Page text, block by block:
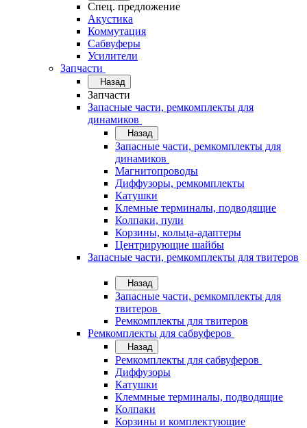
Спец. предложение
Акустика
Коммутация
Сабвуферы
Усилители
Запчасти
Назад
Запчасти
Запасные части, ремкомплекты для
динамиков
Назад
Запасные части, ремкомплекты для
динамиков
Магнитопроводы
Диффузоры, ремкомплекты
Катушки
Клемные терминалы, подводящие
Колпаки, пули
Корзины, кольца-адаптеры
Центрирующие шайбы
Запасные части, ремкомплекты для твитеров
Назад
Запасные части, ремкомплекты для
твитеров
Ремкомплекты для твитеров
Ремкомплекты для сабвуферов
Назад
Ремкомплекты для сабвуферов
Диффузоры
Катушки
Клеммные терминалы, подводящие
Колпаки
Корзины и комплектующие